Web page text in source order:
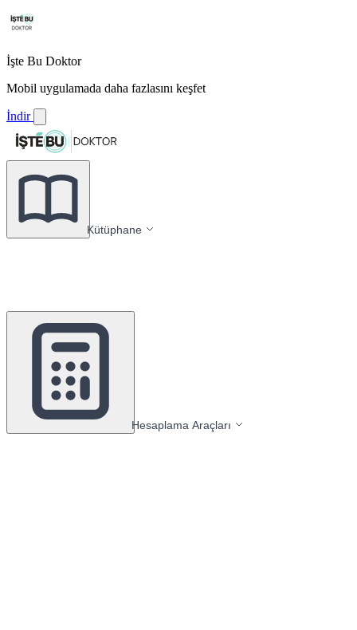
İşte Bu Doktor
Mobil uygulamada daha fazlasını keşfet
İndir
Kütüphane
Hesaplama Araçları